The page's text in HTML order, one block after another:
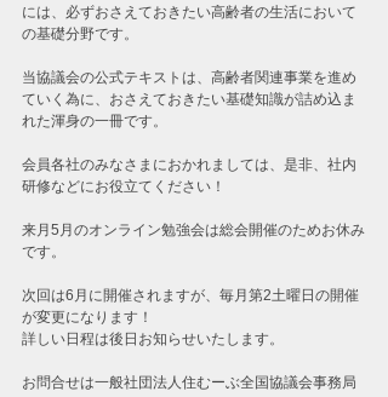
には、必ずおさえておきたい高齢者の生活において
の基礎分野です。
当協議会の公式テキストは、高齢者関連事業を進め
ていく為に、おさえておきたい基礎知識が詰め込ま
れた渾身の一冊です。
会員各社のみなさまにおかれましては、是非、社内
研修などにお役立てください！
来月5月のオンライン勉強会は総会開催のためお休み
です。
次回は6月に開催されますが、毎月第2土曜日の開催
が変更になります！
詳しい日程は後日お知らせいたします。
お問合せは一般社団法人住むーぶ全国協議会事務局